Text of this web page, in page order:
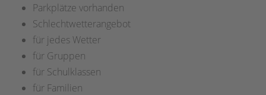
Parkplätze vorhanden
Schlechtwetterangebot
für jedes Wetter
für Gruppen
für Schulklassen
für Familien